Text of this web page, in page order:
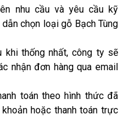
nhu cầu và yêu cầu kỹ
chọn loại gỗ Bạch Tùng
khi thống nhất, công ty sẽ
nhận đơn hàng qua email
toán theo hình thức đã
hoặc thanh toán trực